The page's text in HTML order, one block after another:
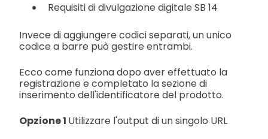
Requisiti di divulgazione digitale SB 14
Invece di aggiungere codici separati, un unico
codice a barre può gestire entrambi.
Ecco come funziona dopo aver effettuato la
registrazione e completato la sezione di
inserimento dell'identificatore del prodotto.
Opzione 1 Utilizzare l'output di un singolo URL